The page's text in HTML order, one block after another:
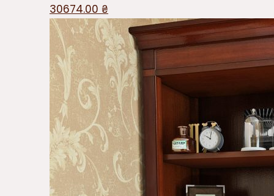
Первоначальная
цена
составляла
39876.00 ₴.
30674.00 ₴
цена:
30674.00 ₴.